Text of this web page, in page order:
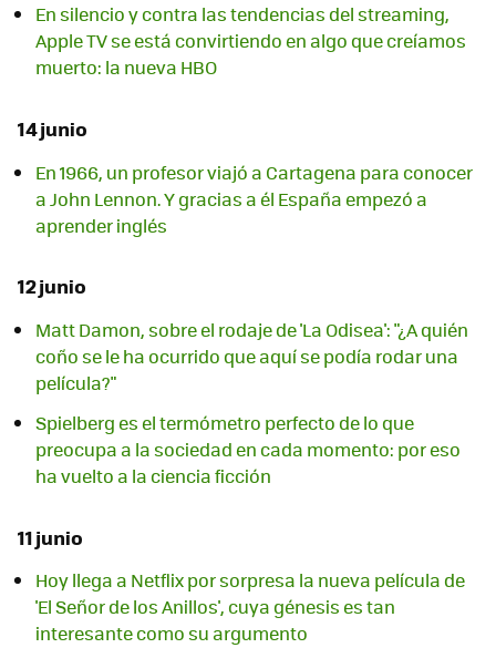
En silencio y contra las tendencias del streaming,
Apple TV se está convirtiendo en algo que creíamos
muerto: la nueva HBO
14 junio
En 1966, un profesor viajó a Cartagena para conocer
a John Lennon. Y gracias a él España empezó a
aprender inglés
12 junio
Matt Damon, sobre el rodaje de 'La Odisea': "¿A quién
coño se le ha ocurrido que aquí se podía rodar una
película?"
Spielberg es el termómetro perfecto de lo que
preocupa a la sociedad en cada momento: por eso
ha vuelto a la ciencia ficción
11 junio
Hoy llega a Netflix por sorpresa la nueva película de
'El Señor de los Anillos', cuya génesis es tan
interesante como su argumento